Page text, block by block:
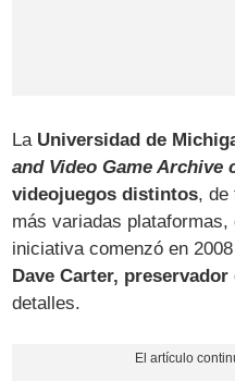
La Universidad de
and Video Game Archive
videojuegos distintos, de
más variadas
iniciativa comenzó en
Dave Carter,
detalles.